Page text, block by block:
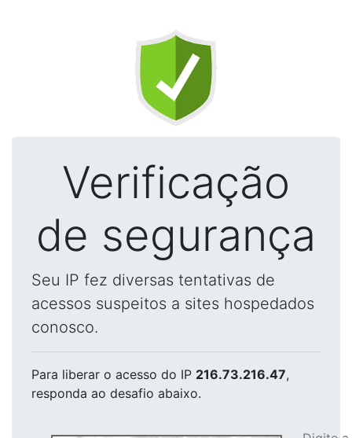
Verificação
de segurança
Seu IP fez diversas tentativas de
acessos suspeitos a sites hospedados
conosco.
Para liberar o acesso do IP 216.73.216.47,
responda ao desafio abaixo.